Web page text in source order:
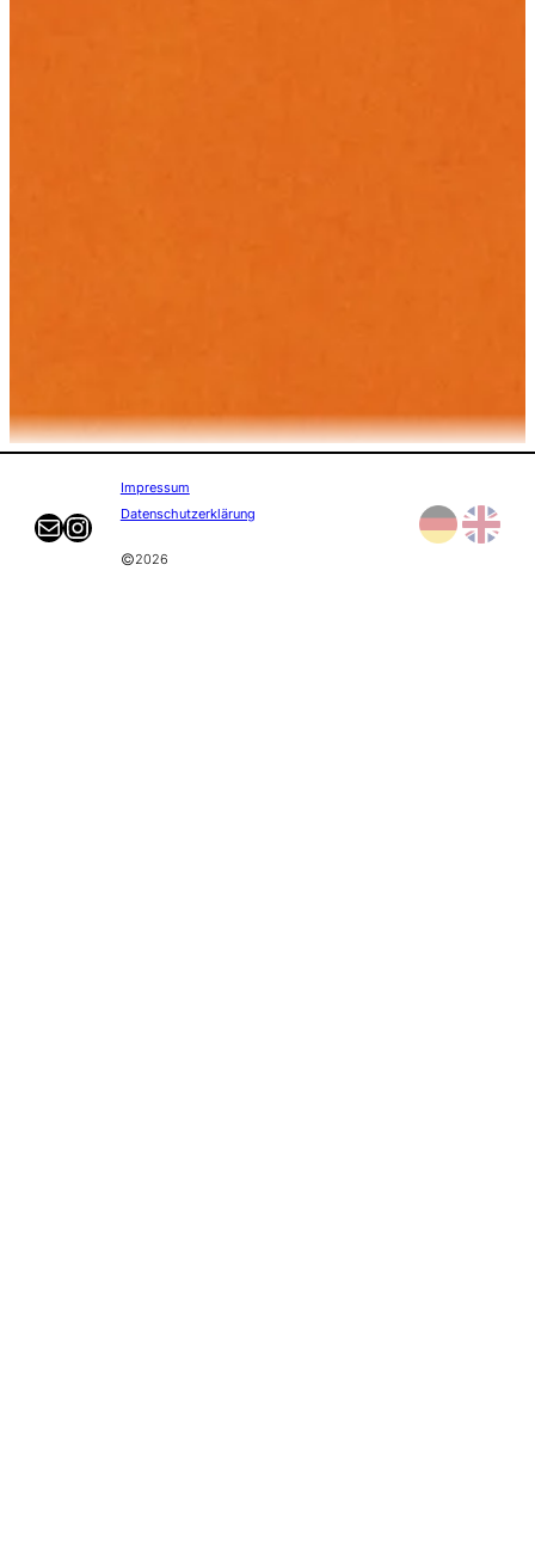
E-mailInstagram
Impressum
Datenschutzerklärung
©2026